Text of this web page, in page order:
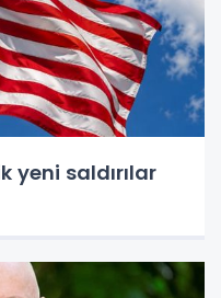
yeni saldırılar